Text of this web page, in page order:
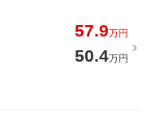
57.9万円
50.4万円